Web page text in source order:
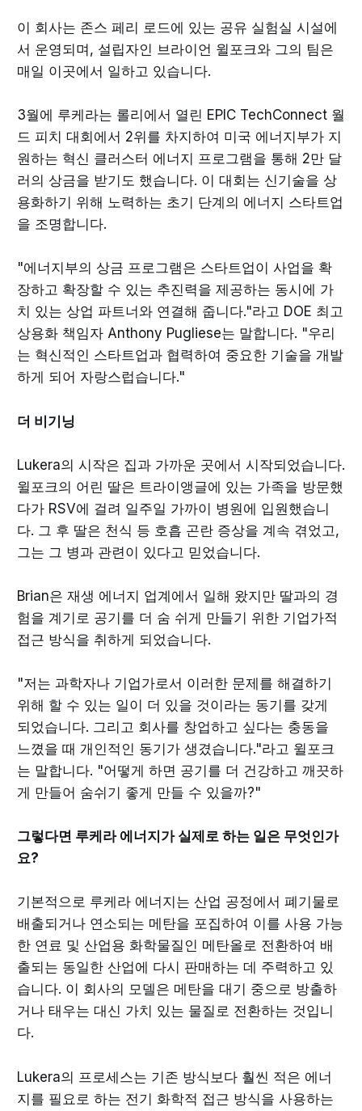
이 회사는 존스 페리 로드에 있는 공유 실험실 시설에
서 운영되며, 설립자인 브라이언 윌포크와 그의 팀은
매일 이곳에서 일하고 있습니다.
3월에 루케라는 롤리에서 열린 EPIC TechConnect 월
드 피치 대회에서 2위를 차지하여 미국 에너지부가 지
원하는 혁신 클러스터 에너지 프로그램을 통해 2만 달
러의 상금을 받기도 했습니다. 이 대회는 신기술을 상
용화하기 위해 노력하는 초기 단계의 에너지 스타트업
을 조명합니다.
"에너지부의 상금 프로그램은 스타트업이 사업을 확
장하고 확장할 수 있는 추진력을 제공하는 동시에 가
치 있는 상업 파트너와 연결해 줍니다."라고 DOE 최고
상용화 책임자 Anthony Pugliese는 말합니다. "우리
는 혁신적인 스타트업과 협력하여 중요한 기술을 개발
하게 되어 자랑스럽습니다."
더 비기닝
Lukera의 시작은 집과 가까운 곳에서 시작되었습니다.
윌포크의 어린 딸은 트라이앵글에 있는 가족을 방문했
다가 RSV에 걸려 일주일 가까이 병원에 입원했습니
다. 그 후 딸은 천식 등 호흡 곤란 증상을 계속 겪었고,
그는 그 병과 관련이 있다고 믿었습니다.
Brian은 재생 에너지 업계에서 일해 왔지만 딸과의 경
험을 계기로 공기를 더 숨 쉬게 만들기 위한 기업가적
접근 방식을 취하게 되었습니다.
"저는 과학자나 기업가로서 이러한 문제를 해결하기
위해 할 수 있는 일이 더 있을 것이라는 동기를 갖게
되었습니다. 그리고 회사를 창업하고 싶다는 충동을
느꼈을 때 개인적인 동기가 생겼습니다."라고 윌포크
는 말합니다. "어떻게 하면 공기를 더 건강하고 깨끗하
게 만들어 숨쉬기 좋게 만들 수 있을까?"
그렇다면 루케라 에너지가 실제로 하는 일은 무엇인가
요?
기본적으로 루케라 에너지는 산업 공정에서 폐기물로
배출되거나 연소되는 메탄을 포집하여 이를 사용 가능
한 연료 및 산업용 화학물질인 메탄올로 전환하여 배
출되는 동일한 산업에 다시 판매하는 데 주력하고 있
습니다. 이 회사의 모델은 메탄을 대기 중으로 방출하
거나 태우는 대신 가치 있는 물질로 전환하는 것입니
다.
Lukera의 프로세스는 기존 방식보다 훨씬 적은 에너
지를 필요로 하는 전기 화학적 접근 방식을 사용하는